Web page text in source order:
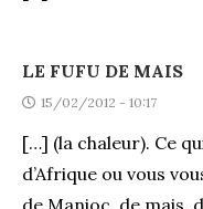
LE FUFU DE MAIS
15/02/2012 - 10:17
[…] (la chaleur). Ce
d’Afrique ou vous
de Manioc, de mais,